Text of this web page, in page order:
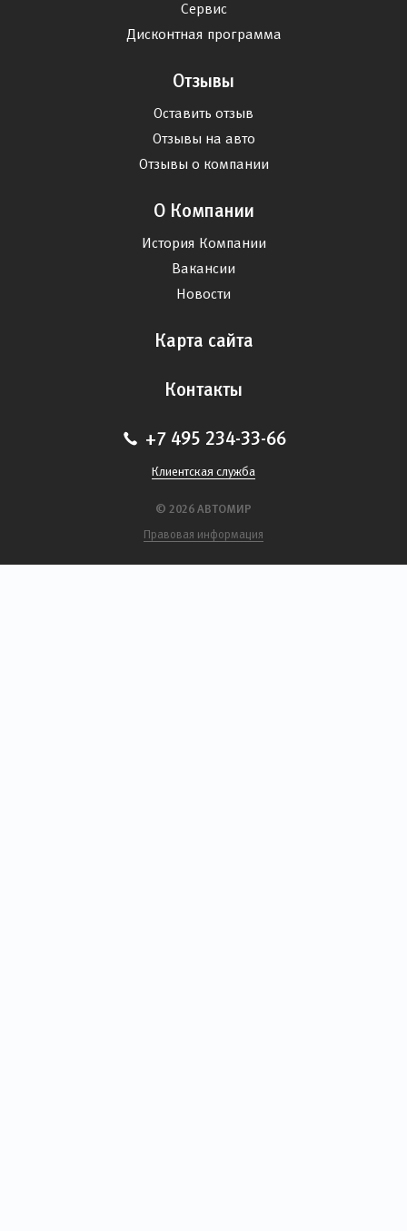
© 2026 АВТОМИР
Правовая информация
Сервис
Дисконтная программа
Отзывы
Оставить отзыв
Отзывы на авто
Отзывы о компании
О Компании
История Компании
Вакансии
Новости
Карта сайта
Контакты
+7 495 234-33-66
Клиентская служба